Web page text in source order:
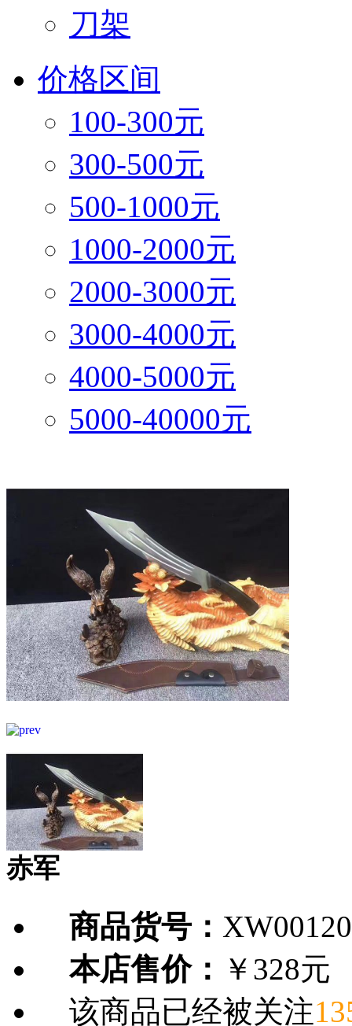
刀架
价格区间
100-300元
300-500元
500-1000元
1000-2000元
2000-3000元
3000-4000元
4000-5000元
5000-40000元
赤军
商品货号：
本店售价： ￥328元
该商品已经被关注